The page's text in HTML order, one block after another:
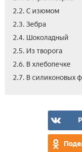
2.2. С изюмом
2.3. Зебра
2.4. Шоколадный
2.5. Из творога­
2.6. В хлебопечке
2.7. В силиконовых